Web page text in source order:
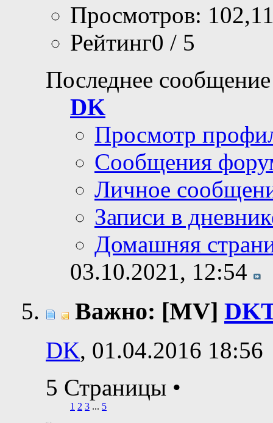
Просмотров:
Рейтинг0 / 5
Последнее
DK
Просмотр
Сообщения
Личное
Записи в
Домашняя
03.10.2021, 12:54
Важно: [MV]
DK, 01.04.2016 18:56
5 Страницы •
1 2 3 ... 5